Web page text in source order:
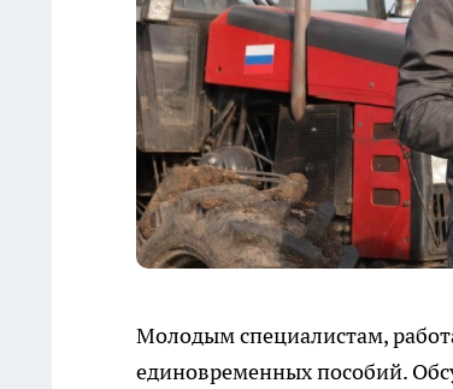
Молодым специалистам,
единовременных пособий.